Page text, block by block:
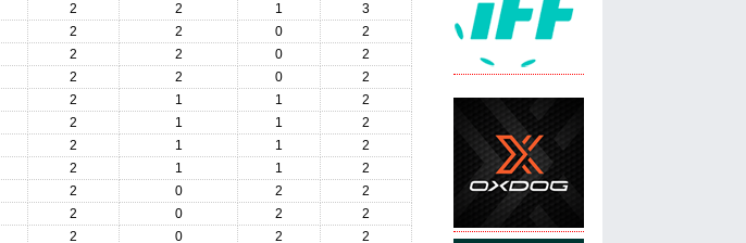
2 2 1
3
2 2 0
2
2 2 0
2
2 2 0
2
2 1 1
2
2 1 1
2
2 1 1
2
2 1 1
2
2 0 2
2
2 0 2
2
2 0 2
2